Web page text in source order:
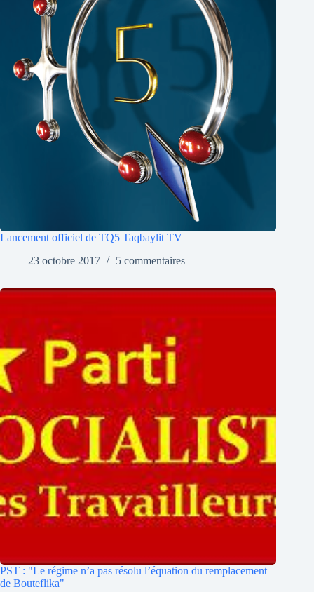
Lancement officiel de TQ5 Taqbaylit TV
23 octobre 2017
5 commentaires
PST : "Le régime n’a pas résolu l’équation du remplacement
de Bouteflika"